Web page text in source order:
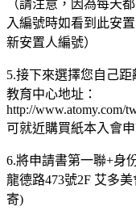
（請注意，因為每天
入編號時如看到此安
新安置人編號）
5.接下來選擇您自己
教育中心地址：
http://www.atomy.com/
可就近購買紙本入會
6.將申請書第一聯+身
龍德路473號2F 艾多
寄)